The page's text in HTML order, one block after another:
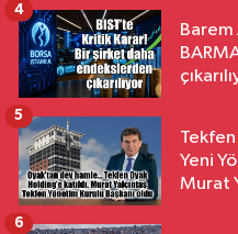
Barem
4
Yeni
Murat
5
6